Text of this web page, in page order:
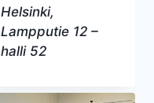
Helsinki,
Lampputie 12 –
halli 52